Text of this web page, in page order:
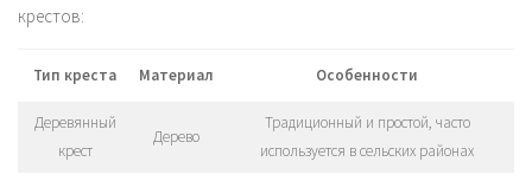
крестов:
Тип креста Материал Особенности
Деревянный
крест
Дерево
Традиционный и простой, часто
используется в сельских районах